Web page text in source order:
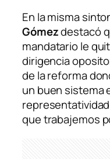
En la misma
Gómezdestacó
mandatario le
dirigencia
de la reforma
un buen sistema
que trabajemos